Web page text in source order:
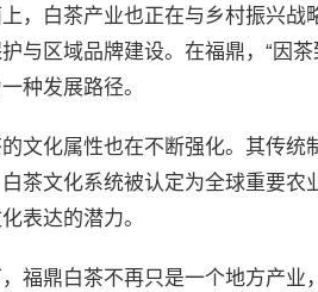
，白茶产业也正在与乡村振兴
与区域品牌建设。在福鼎，“因
种发展路径。
文化属性也在不断强化。其传
茶文化系统被认定为全球重要
表达的潜力。
福鼎白茶不再只是一个地方产